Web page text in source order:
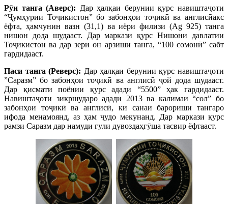
Рӯи танга (Аверс): Дар ҳалқаи берунии қурс навиштаҷоти
“Ҷумҳурии Тоҷикистон” бо забонҳои тоҷикӣ ва англисӣакс
ёфта, ҳамчунин вазн (31,1) ва иёри филизи (Ag 925) танга
нишон дода шудааст. Дар маркази қурс Нишони давлатии
Тоҷикистон ва дар зери он арзиши танга, “100 сомонӣ” сабт
гардидааст.
Паси танга (Реверс): Дар ҳалқаи берунии қурс навиштаҷоти
”Саразм” бо забонҳои тоҷикӣ ва англисӣ ҷой дода шудааст.
Дар қисмати поёнии қурс адади “5500” ҳак гардидааст.
Навиштаҷоти зикршударо адади 2013 ва калимаи “сол” бо
забонҳои тоҷикӣ ва англисӣ, ки санаи барориши тангаро
ифода менамоянд, аз ҳам ҷудо мекунанд. Дар маркази қурс
рамзи Саразм дар намуди гули дувоздаҳгӯша тасвир ёфтааст.